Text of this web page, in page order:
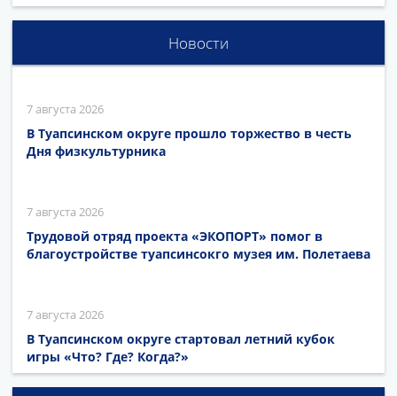
Новости
7 августа 2026
В Туапсинском округе прошло торжество в честь
Дня физкультурника
7 августа 2026
Трудовой отряд проекта «ЭКОПОРТ» помог в
благоустройстве туапсинсокго музея им. Полетаева
7 августа 2026
В Туапсинском округе стартовал летний кубок
игры «Что? Где? Когда?»